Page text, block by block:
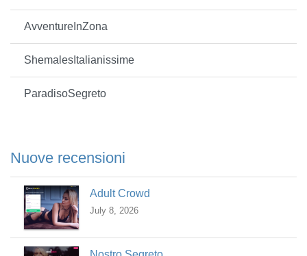
AvventureInZona
ShemalesItalianissime
ParadisoSegreto
Nuove recensioni
Adult Crowd
July 8, 2026